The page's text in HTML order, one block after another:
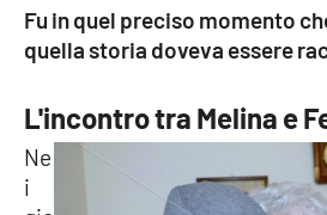
EDIZIONI
LOCALI
Crotone
Fu in quel preciso momento
quella storia doveva essere
L'incontro tra Melina e
Ne
i